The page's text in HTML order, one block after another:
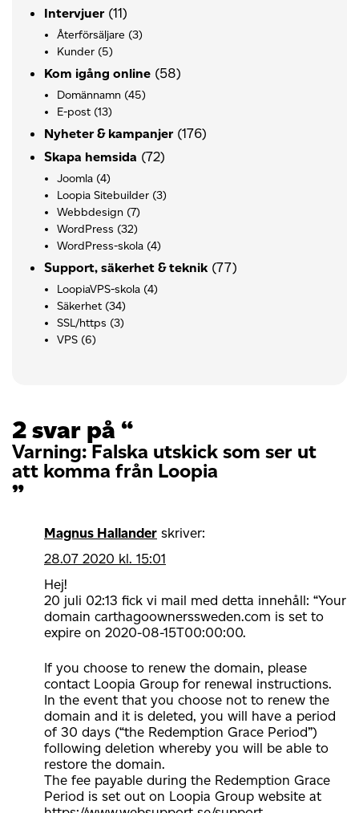
Intervjuer (11)
Återförsäljare (3)
Kunder (5)
Kom igång online (58)
Domännamn (45)
E-post (13)
Nyheter & kampanjer (176)
Skapa hemsida (72)
Joomla (4)
Loopia Sitebuilder (3)
Webbdesign (7)
WordPress (32)
WordPress-skola (4)
Support, säkerhet & teknik (77)
LoopiaVPS-skola (4)
Säkerhet (34)
SSL/https (3)
VPS (6)
2 svar på “
Varning: Falska utskick som ser ut
att komma från Loopia
”
Magnus Hallander skriver:
28.07 2020 kl. 15:01
Hej!
20 juli 02:13 fick vi mail med detta innehåll: “Your
domain carthagoownerssweden.com is set to
expire on 2020-08-15T00:00:00.
If you choose to renew the domain, please
contact Loopia Group for renewal instructions.
In the event that you choose not to renew the
domain and it is deleted, you will have a period
of 30 days (“the Redemption Grace Period”)
following deletion whereby you will be able to
restore the domain.
The fee payable during the Redemption Grace
Period is set out on Loopia Group website at